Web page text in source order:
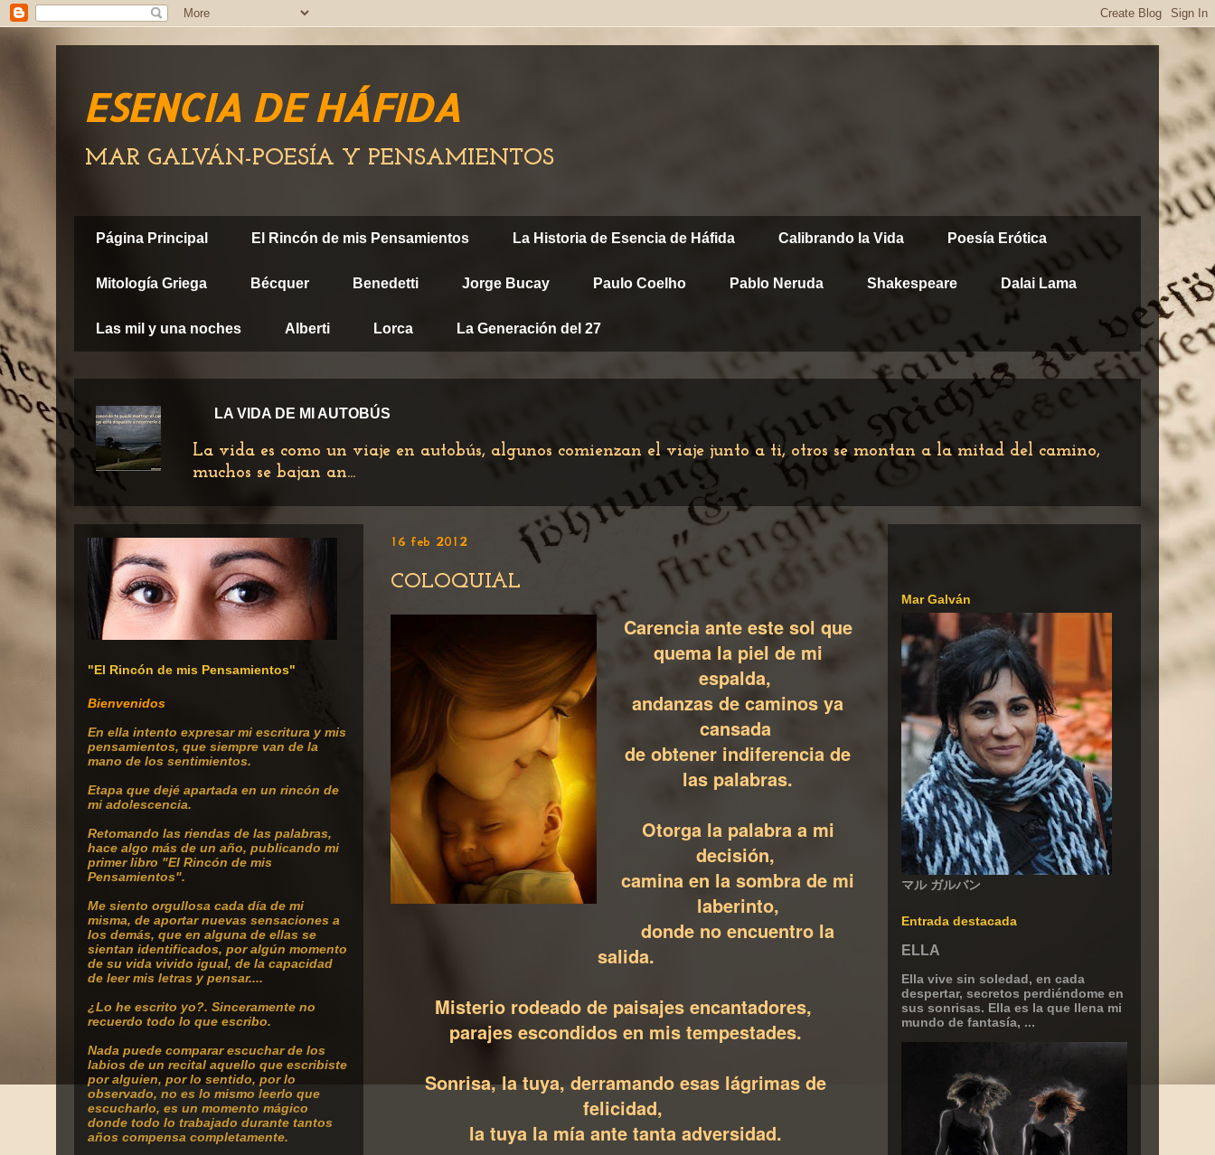
ESENCIA DE HÁFIDA
MAR GALVÁN-POESÍA Y PENSAMIENTOS
Página Principal El Rincón de mis Pensamientos La Historia de Esencia de Háfida Calibrando la Vida Poesía Erótica
Mitología Griega Bécquer Benedetti Jorge Bucay Paulo Coelho Pablo Neruda Shakespeare Dalai Lama
Las mil y una noches Alberti Lorca La Generación del 27
LA VIDA DE MI AUTOBÚS
La vida es como un viaje en autobús, algunos comienzan el viaje junto a ti, otros se montan a la mitad del camino,
muchos se bajan an...
16 feb 2012
COLOQUIAL
Carencia ante este sol que
quema la piel de mi
espalda,
andanzas de caminos ya
cansada
de obtener indiferencia de
las palabras.
Otorga la palabra a mi
decisión,
camina en la sombra de mi
laberinto,
donde no encuentro la
salida.
Misterio rodeado de paisajes encantadores,
parajes escondidos en mis tempestades.
Sonrisa, la tuya, derramando esas lágrimas de
felicidad,
la tuya la mía ante tanta adversidad.
"El Rincón de mis Pensamientos"
Bienvenidos
En ella intento expresar mi escritura y mis
pensamientos, que siempre van de la
mano de los sentimientos.
Etapa que dejé apartada en un rincón de
mi adolescencia.
Retomando las riendas de las palabras,
hace algo más de un año, publicando mi
primer libro "El Rincón de mis
Pensamientos".
Me siento orgullosa cada día de mi
misma, de aportar nuevas sensaciones a
los demás, que en alguna de ellas se
sientan identificados, por algún momento
de su vida vivido igual, de la capacidad
de leer mis letras y pensar....
¿Lo he escrito yo?. Sinceramente no
recuerdo todo lo que escribo.
Nada puede comparar escuchar de los
labios de un recital aquello que escribiste
por alguien, por lo sentido, por lo
observado, no es lo mismo leerlo que
escucharlo, es un momento mágico
donde todo lo trabajado durante tantos
años compensa completamente.
Mar Galván
マル ガルバン
Entrada destacada
ELLA
Ella vive sin soledad, en cada
despertar, secretos perdiéndome en
sus sonrisas. Ella es la que llena mi
mundo de fantasía, ...